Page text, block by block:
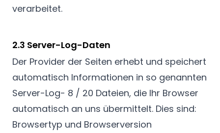
verarbeitet.
2.3 Server-Log-Daten
Der Provider der Seiten erhebt und speichert
automatisch Informationen in so genannten
Server-Log- 8 / 20 Dateien, die Ihr Browser
automatisch an uns übermittelt. Dies sind:
Browsertyp und Browserversion